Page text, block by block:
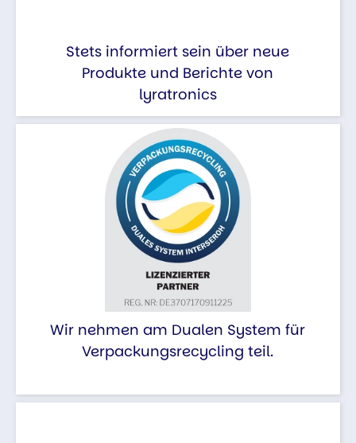
Stets informiert sein über neue
Produkte und Berichte von
lyratronics
Wir nehmen am Dualen System für
Verpackungsrecycling teil.